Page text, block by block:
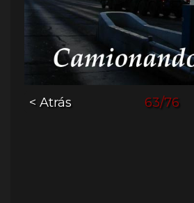
< Atrás 63/76